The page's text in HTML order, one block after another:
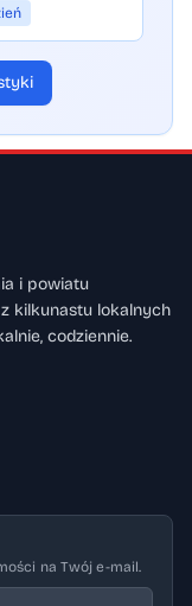
i powiatu
kilkunastu lokalnych
codziennie.
na Twój e-mail.